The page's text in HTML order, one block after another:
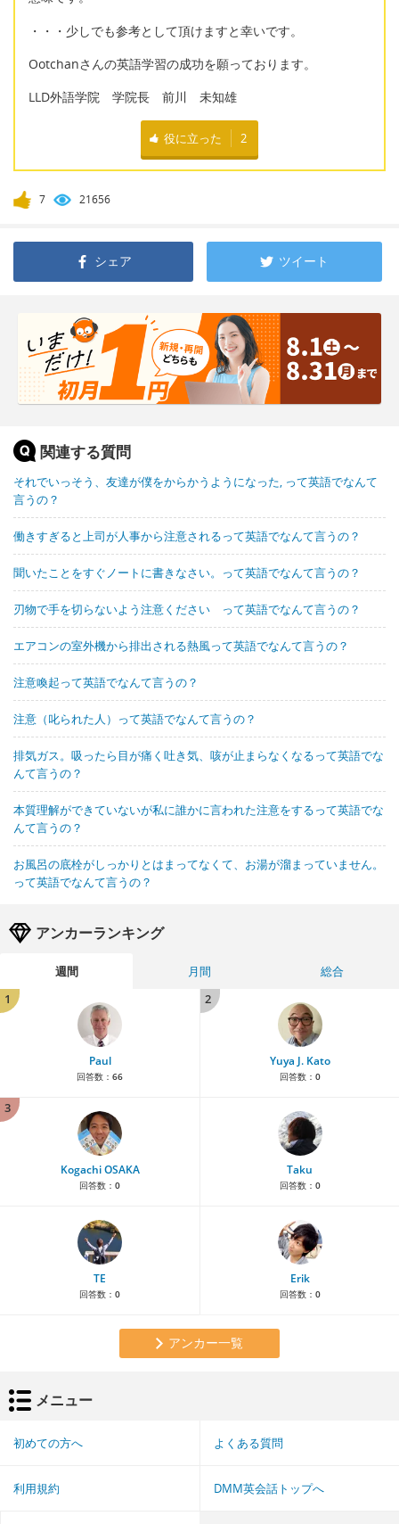
・・・少しでも参考として頂けますと幸いです。
Ootchanさんの英語学習の成功を願っております。
LLD外語学院 学院長 前川 未知雄
役に立った 2
7 21656
シェア ツイート
関連する質問
それでいっそう、友達が僕をからかうようになった, って英語でなんて
言うの？
働きすぎると上司が人事から注意されるって英語でなんて言うの？
聞いたことをすぐノートに書きなさい。って英語でなんて言うの？
刃物で手を切らないよう注意ください って英語でなんて言うの？
エアコンの室外機から排出される熱風って英語でなんて言うの？
注意喚起って英語でなんて言うの？
注意（叱られた人）って英語でなんて言うの？
排気ガス。吸ったら目が痛く吐き気、咳が止まらなくなるって英語でな
んて言うの？
本質理解ができていないが私に誰かに言われた注意をするって英語でな
んて言うの？
お風呂の底栓がしっかりとはまってなくて、お湯が溜まっていません。
って英語でなんて言うの？
アンカーランキング
週間 月間
総合
1
Paul
回答数： 66
2
Yuya J. Kato
回答数： 0
3
Kogachi OSAKA
回答数： 0
Taku
回答数： 0
TE
回答数： 0
Erik
回答数： 0
アンカー一覧
メニュー
初めての方へ よくある質問
利用規約 DMM英会話トップへ